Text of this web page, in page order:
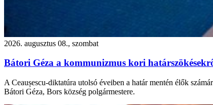
2026. augusztus 08., szombat
Bátori Géza a kommunizmus kori
A Ceaușescu-diktatúra utolsó éveiben a határ mentén élők
Bátori Géza, Bors község polgármestere.